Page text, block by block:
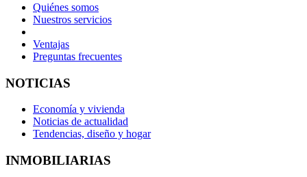
Quiénes somos
Nuestros servicios
Ventajas
Preguntas frecuentes
NOTICIAS
Economía y vivienda
Noticias de actualidad
Tendencias, diseño y hogar
INMOBILIARIAS